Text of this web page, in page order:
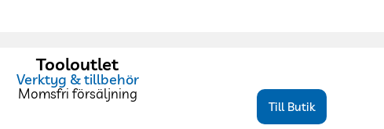
Tooloutlet
Verktyg & tillbehör
Momsfri försäljning
Till Butik